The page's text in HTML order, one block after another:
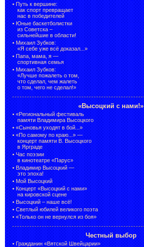
• Путь к вершине:
как спорт превращает
нас в победителей
• Юные баскетболистки
из Советска –
сильнейшие в области!
• Михаил Зубков:
«Я себе уже всё доказал...»
• Папа, мама, я —
спортивная семья
• Михаил Зубков:
«Лучше пожалеть о том,
что сделал, чем жалеть
о том, чего не сделал!»
«Высоцкий с нами!»
• «Региональный фестиваль
памяти Владимира Высоцкого
• «Сыновья уходят в бой...»
• «По самому по краю...» —
концерт памяти В. Высоцкого
в Ярграде
• Час поэзии
в кинотеатре «Парус»
• Владимир Высоцкий —
это эпоха!
• Мой Высоцкий
• Концерт «Высоцкий с нами»
на кировской сцене
• Высоцкий – наше всё!
• Светлый юбилей великого поэта
• «Только он не вернулся из боя»
Честный выбор
• Гражданин «Вятской Швейцарии»